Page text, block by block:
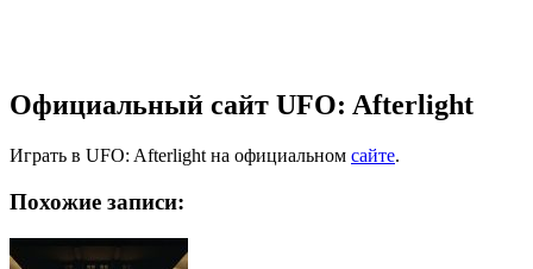
Официальный сайт UFO: Afterlight
Играть в UFO: Afterlight на официальном сайте.
Похожие записи: